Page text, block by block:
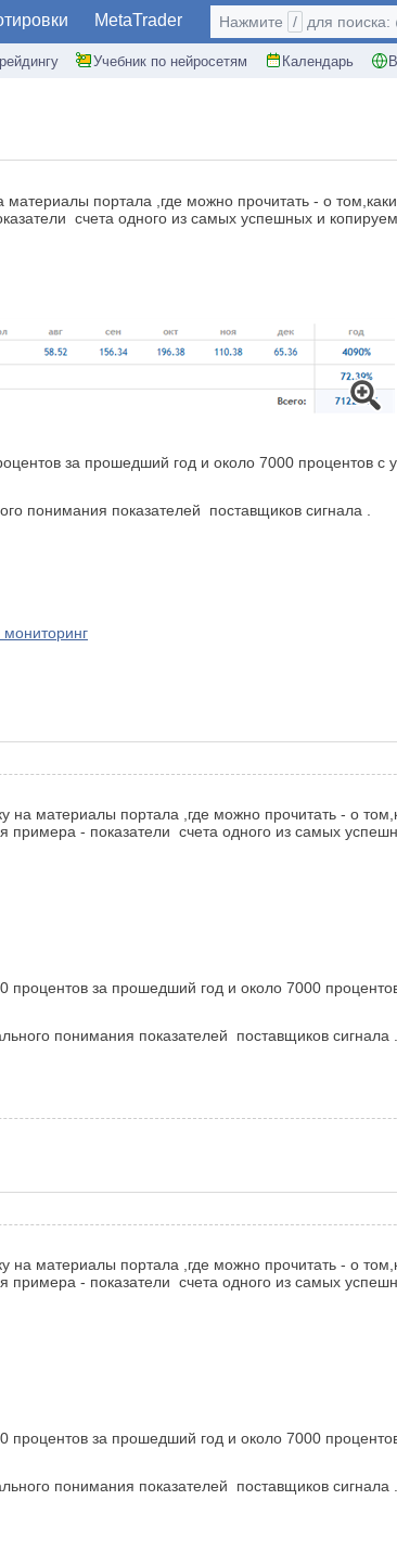
MetaTrader
Учебник по нейросетям Календарь
Нажмите / для поиска:
портала ,где можно прочитать - о
счета одного из самых успешных и
за прошедший год и около 7000 процентов с
понимания показателей поставщиков сигнала .
материалы портала ,где можно прочитать - о
примера - показатели счета одного из самых
за прошедший год и около 7000
понимания показателей поставщиков сигнала .
материалы портала ,где можно прочитать - о
примера - показатели счета одного из самых
за прошедший год и около 7000
понимания показателей поставщиков сигнала .